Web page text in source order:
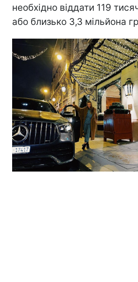
необхідно віддати 119
або близько 3,3 мільйона